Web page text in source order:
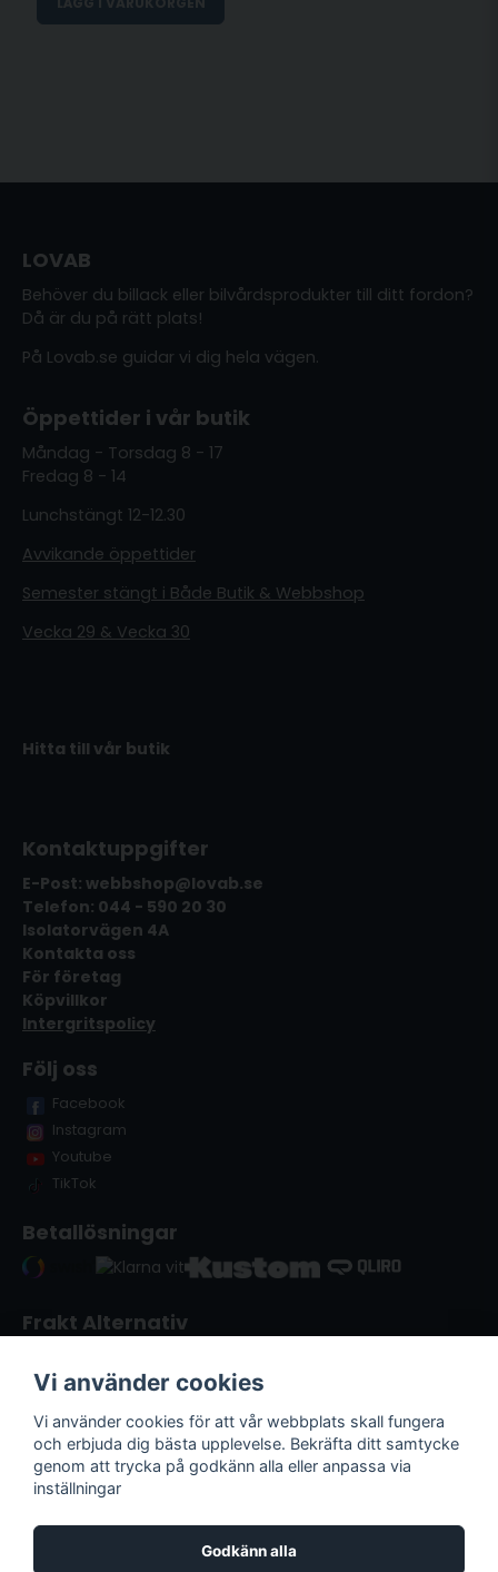
LOVAB
Behöver du billack eller bilvårdsprodukter till ditt fordon?
Då är du på rätt plats!
På Lovab.se guidar vi dig hela vägen.
Öppettider i vår butik
Måndag - Torsdag 8 - 17
Fredag 8 - 14
Lunchstängt 12-12.30
Avvikande öppettider
Semester stängt i Både Butik & Webbshop
Vecka 29 & Vecka 30
Hitta till vår butik
Kontaktuppgifter
E-Post: webbshop@lovab.se
Telefon: 044 - 590 20 30
Isolatorvägen 4A
Kontakta oss
För företag
Köpvillkor
Intergritspolicy
Följ oss
Facebook
Instagram
Youtube
TikTok
Betallösningar
Frakt Alternativ
Vi använder cookies
Vi använder cookies för att vår webbplats skall fungera
och erbjuda dig bästa upplevelse. Bekräfta ditt samtycke
genom att trycka på godkänn alla eller anpassa via
inställningar
Godkänn alla